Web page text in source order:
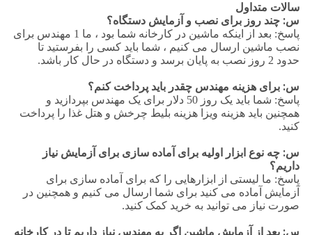
سالات متداول
س: چند روز برای نصب و آزمایش دستگاه؟
پاسخ: بعد از اینکه ماشین در کارخانه شما بود ، ما 1 مهندس برای
نصب ماشین ارسال می کنیم ، شما باید کسی را بفرستید تا
حدود 2 روز نصب به پایان برسد و دستگاه در حال کار باشد.
س: برای هزینه مهندس چقدر باید پرداخت کنم؟
پاسخ: شما باید یک روز 50 دلار برای یک مهندس بپردازید و
همچنین باید هزینه ویزا هزینه بلیط چرخش و هتل غذا را پرداخت
کنید.
س: چه نوع ابزار اولیه برای آماده سازی برای آزمایش نیاز
داریم؟
پاسخ: ما لیستی از ابزارهایی را که برای آماده سازی برای
آزمایش آماده می کنید برای شما ارسال می کنیم و همچنین در
صورت نیاز می توانید به خرید کمک کنید.
س: بعد از آزمایش ماشین اگر به مهندس نیاز داریم تا در کارخانه